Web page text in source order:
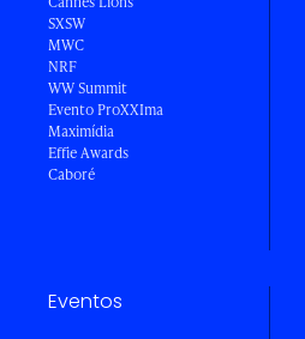
SXSW
MWC
NRF
WW Summit
Evento ProXXIma
Maximídia
Effie Awards
Caboré
Eventos